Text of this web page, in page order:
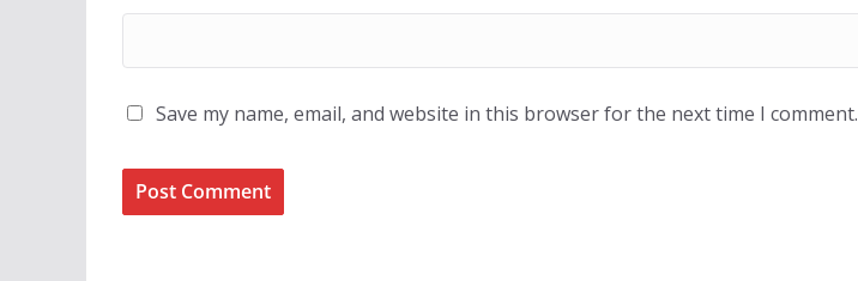
Save my name, email, and website in this browser for the next time I comment.